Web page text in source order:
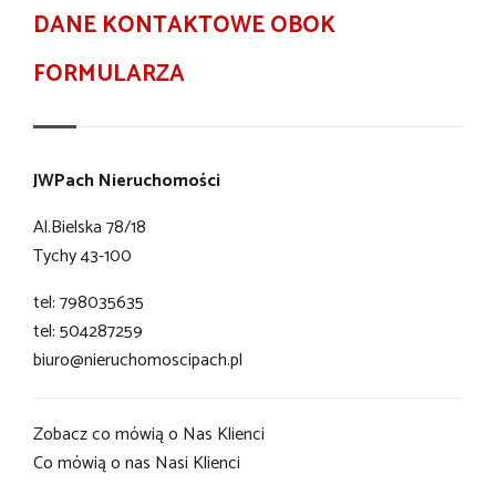
DANE KONTAKTOWE OBOK
FORMULARZA
JWPach Nieruchomości
Al.Bielska 78/18
Tychy 43-100
tel: 798035635
tel: 504287259
biuro@nieruchomoscipach.pl
Zobacz co mówią o Nas Klienci
Co mówią o nas Nasi Klienci